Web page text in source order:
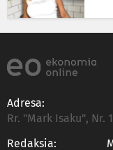
Adresa:
Rr. "Mark Isaku", Nr.
Redaksia: